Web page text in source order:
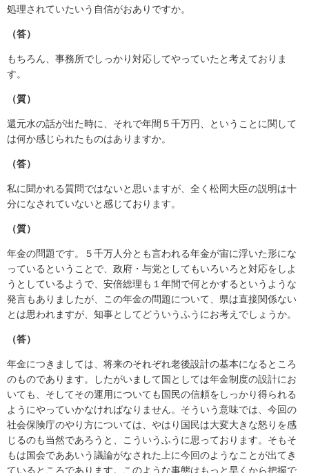
処理されていたいう自信がおありですか。
（答）
もちろん、事務所でしっかり対応してやっていたと考えておりま
す。
（質）
還元水の話が出た時に、それで年間５千万円、ということに関して
は何か感じられたものはありますか。
（答）
私に聞かれる質問ではないと思いますが、全く松岡大臣の説明は十
分になされていないと感じております。
（質）
年金の問題です。５千万人分とも言われる年金が宙に浮いた形にな
っているということで、政府・与党としてもいろいろと対応をしよ
うとしているようで、安倍総理も１年間で何とかするというような
発言もありましたが、この年金の問題について、県は直接関係ない
とは思われますが、知事としてどういうふうにお考えでしょうか。
（答）
年金につきましては、将来のそれぞれ老後設計の基本になるところ
のものであります。したがいまして国としては年金制度の設計にお
いても、そしてその運用についても国民の信頼をしっかり得られる
ようにやっていかなければなりません。そういう意味では、今回の
社会保険庁のやり方については、やはり国民は大変大きな怒りを感
じるのも当然であろうと、こういうふうに思っております。そもそ
もは国会でああいう議論がなされた上に今回のようなことが出てき
ているところであります。このような事態はもっと早くから把握で